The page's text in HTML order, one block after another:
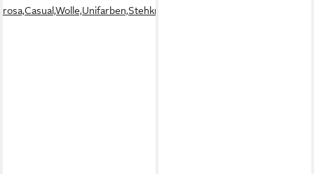
rosa,Casual,Wolle,Unifarben,Stehkragen,Kurz,Gerade